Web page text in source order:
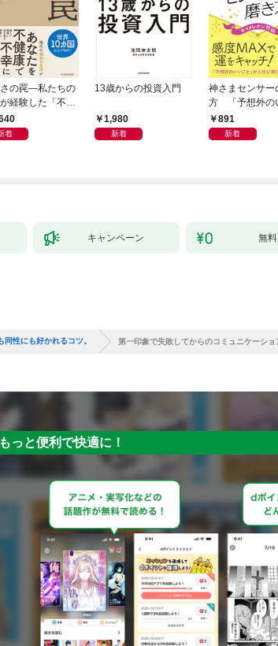
の罠―私たちの
経験した「不快
人生を充実させ
着
13歳からの投資入門
1,980
新着
神さまセンサー
方 「予想外の
と」が人生に飛
てくる！
891
新着
キャンペーン 無料
性にも好かれるコツ。 第一印象で失敗してからのコミュニケーシ
っと便利で快適に！